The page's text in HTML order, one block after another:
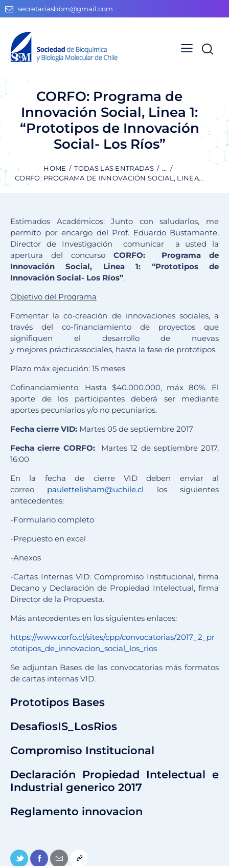
secretariasbbm@gmail.com
CORFO: Programa de
Innovación Social, Linea 1:
“Prototipos de Innovación
Social- Los Ríos”
HOME TODAS LAS ENTRADAS
...
CORFO: PROGRAMA DE INNOVACIÓN SOCIAL, LINEA...
Estimados Académicos: Junto con saludarlos, me
permito por encargo del Prof. Eduardo Bustamante,
Director de Investigación comunicar a usted la
apertura del concurso CORFO: Programa de
Innovación Social, Linea 1: “Prototipos de
Innovación Social- Los Ríos”.
Objetivo del Programa
Fomentar la co-creación de innovaciones sociales, a
través del co-financiamiento de proyectos que
signifiquen el desarrollo de nuevas
y mejores prácticassociales, hasta la fase de prototipos.
Plazo máx ejecución: 15 meses
Cofinanciamiento: Hasta $40.000.000, máx 80%. El
aporte de los participantes deberá ser mediante
aportes pecuniarios y/o no pecuniarios.
Fecha cierre VID: Martes 05 de septiembre 2017
Fecha cierre CORFO:Martes 12 de septiembre 2017,
16:00
En la fecha de cierre VID deben enviar al
correo paulettelisham@uchile.cl los siguientes
antecedentes:
-Formulario completo
-Prepuesto en excel
-Anexos
-Cartas Internas VID: Compromiso Institucional, firma
Decano y Declaración de Propiedad Intelectual, firma
Director de la Propuesta.
Más antecedentes en los siguientes enlaces:
https://www.corfo.cl/sites/cpp/convocatorias/2017_2_pr
ototipos_de_innovacion_social_los_rios
Se adjuntan Bases de las convocatorias más formatos
de cartas internas VID.
Prototipos Bases
DesafiosIS_LosRios
Compromiso Institucional
Declaración Propiedad Intelectual e
Industrial generico 2017
Reglamento innovacion